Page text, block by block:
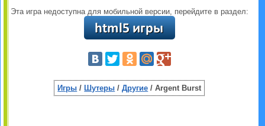
Эта игра недоступна для мобильной версии, перейдите в раздел:
Игры / Шутеры /Другие / Argent Burst